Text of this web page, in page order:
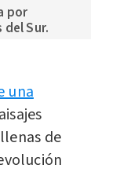
por
del Sur.
una
de